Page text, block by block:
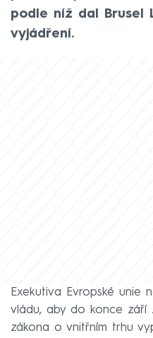
podle níž dal Brusel
vyjádření.
Exekutiva Evropské unie
vládu, aby do konce září
zákona o vnitřním trhu